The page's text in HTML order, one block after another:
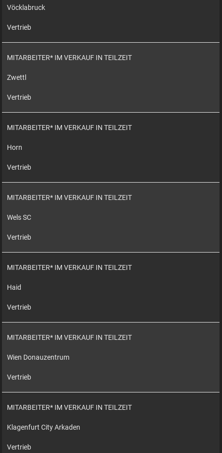
Vöcklabruck
Vertrieb
MITARBEITER* IM VERKAUF IN TEILZEIT
Zwettl
Vertrieb
MITARBEITER* IM VERKAUF IN TEILZEIT
Horn
Vertrieb
MITARBEITER* IM VERKAUF IN TEILZEIT
Wels SC
Vertrieb
MITARBEITER* IM VERKAUF IN TEILZEIT
Haid
Vertrieb
MITARBEITER* IM VERKAUF IN TEILZEIT
Wien Donauzentrum
Vertrieb
MITARBEITER* IM VERKAUF IN TEILZEIT
Klagenfurt City Arkaden
Vertrieb